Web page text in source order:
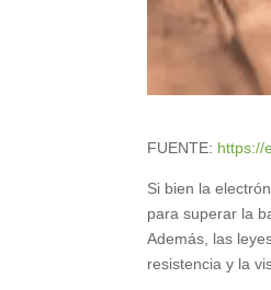
FUENTE: https://
Si bien la
para superar la
Además, las
resistencia y la